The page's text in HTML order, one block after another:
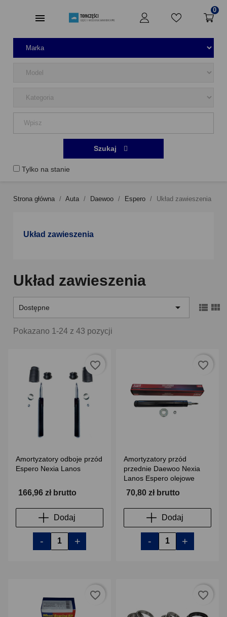
0
Tylko na stanie
Szukaj
Strona główna Auta Daewoo Espero Układ zawieszenia
Układ zawieszenia
Układ zawieszenia
Dostępne   
Pokazano 1-24 z 43 pozycji
Amortyzatory odboje przód
Espero Nexia Lanos
166,96 zł brutto
Dodaj
- +
favorite_border
Amortyzatory przód
przednie Daewoo Nexia
Lanos Espero olejowe
70,80 zł brutto
Dodaj
- +
favorite_border
favorite_border favorite_border